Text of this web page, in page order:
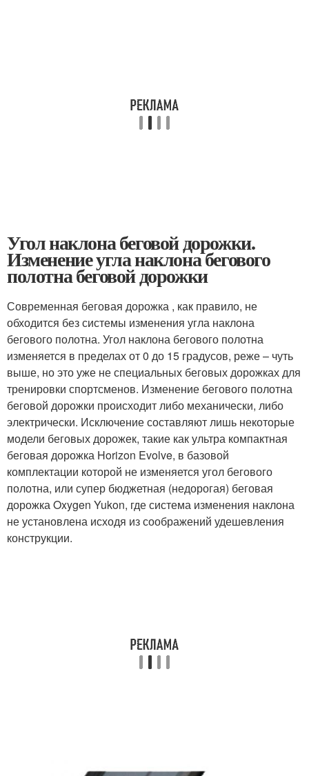
Угол наклона беговой дорожки.
Изменение угла наклона бегового
полотна беговой дорожки
Современная беговая дорожка , как правило, не
обходится без системы изменения угла наклона
бегового полотна. Угол наклона бегового полотна
изменяется в пределах от 0 до 15 градусов, реже – чуть
выше, но это уже не специальных беговых дорожках для
тренировки спортсменов. Изменение бегового полотна
беговой дорожки происходит либо механически, либо
электрически. Исключение составляют лишь некоторые
модели беговых дорожек, такие как ультра компактная
беговая дорожка Horizon Evolve, в базовой
комплектации которой не изменяется угол бегового
полотна, или супер бюджетная (недорогая) беговая
дорожка Oxygen Yukon, где система изменения наклона
не установлена исходя из соображений удешевления
конструкции.